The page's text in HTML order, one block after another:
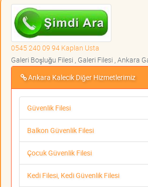
0545 240 09 94 Kaplan Usta
Galeri Boşluğu Filesi , Galeri Filesi , Ankara
Ankara Kalecik Diğer Hizmetlerimiz
Güvenlik Filesi
Balkon Güvenlik Filesi
Çocuk Güvenlik Filesi
Kedi Filesi, Kedi Güvenlik Filesi